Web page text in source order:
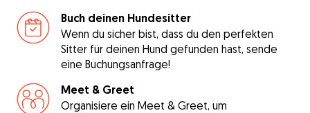
Buch deinen Hundesitter
Wenn du sicher bist, dass du den perfekten
Sitter für deinen Hund gefunden hast, sende
eine Buchungsanfrage!
Meet & Greet
Organisiere ein Meet & Greet, um